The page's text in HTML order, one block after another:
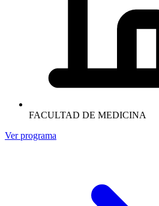
FACULTAD DE MEDICINA
Ver programa